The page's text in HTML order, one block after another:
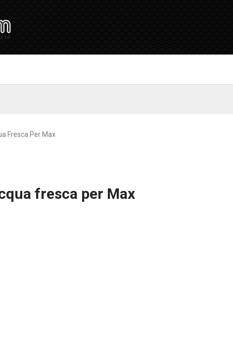
Fresca Per Max
fresca per Max